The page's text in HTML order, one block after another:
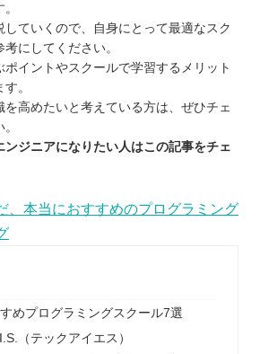
していくので、自身にとって最適なスク
にしてください。
ポイントやスクールで学習するメリット
。
を高めたいと考えている方は、ぜひチェ
ンジニアになりたい人はこの記事をチェ
、本当におすすめのプログラミング
めプログラミングスクール7選
（テックアイエス）